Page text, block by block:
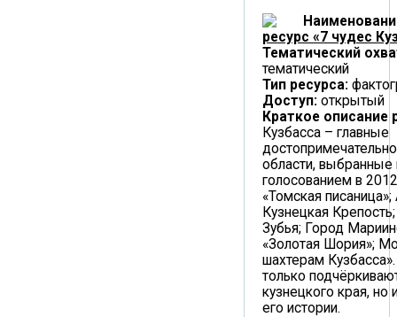
ресурс «7 чудес
Тематический
тематический
Тип ресурса:
Доступ: открытый
Краткое описание
Кузбасса – главные
области,
голосованием в
«Томская
Кузнецкая
Зубья; Город
«Золотая Шория»;
шахтерам
только
кузнецкого края, но
его истории.